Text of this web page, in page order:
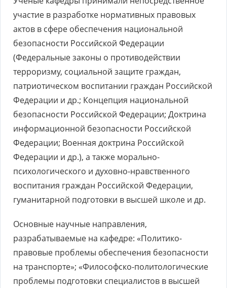
участие в разработке нормативных правовых
актов в сфере обеспечения национальной
безопасности Российской Федерации
(Федеральные законы о противодействии
терроризму, социальной защите граждан,
патриотическом воспитании граждан Российской
Федерации и др.; Концепция национальной
безопасности Российской Федерации; Доктрина
информационной безопасности Российской
Федерации; Военная доктрина Российской
Федерации и др.), а также морально-
психологического и духовно-нравственного
воспитания граждан Российской Федерации,
гуманитарной подготовки в высшей школе и др.
Основные научные направления,
разрабатываемые на кафедре: «Политико-
правовые проблемы обеспечения безопасности
на транспорте»; «Философско-политологические
проблемы подготовки специалистов в высшей